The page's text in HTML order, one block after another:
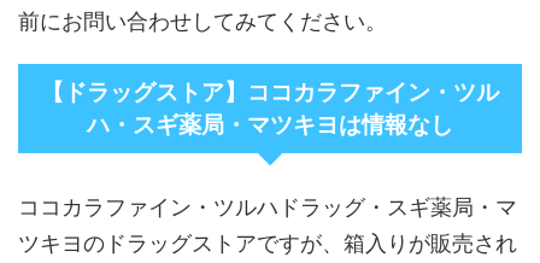
前にお問い合わせしてみてください。
【ドラッグストア】ココカラファイン・ツル
ハ・スギ薬局・マツキヨは情報なし
ココカラファイン・ツルハドラッグ・スギ薬局・マ
ツキヨのドラッグストアですが、箱入りが販売され